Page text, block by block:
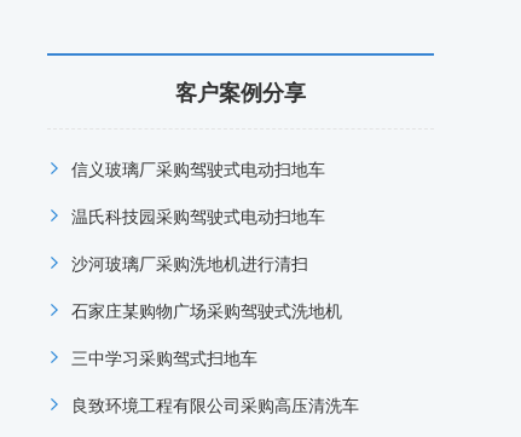
客户案例分享
信义玻璃厂采购驾驶式电动扫地车
温氏科技园采购驾驶式电动扫地车
沙河玻璃厂采购洗地机进行清扫
石家庄某购物广场采购驾驶式洗地机
三中学习采购驾式扫地车
良致环境工程有限公司采购高压清洗车